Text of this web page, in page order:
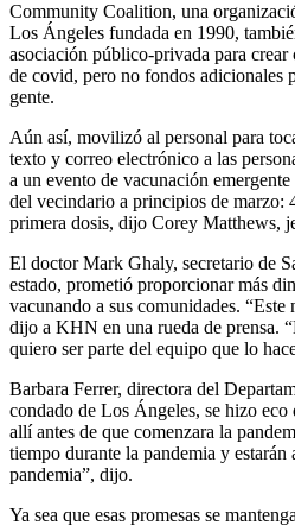
Community Coalition, una
Los Ángeles fundada en 1990,
asociación público-privada para crear
de covid, pero no fondos adicionales
gente.
Aún así, movilizó al personal para
texto y correo electrónico a las
a un evento de vacunación
del vecindario a principios de marzo:
primera dosis, dijo Corey Matthews,
El doctor Mark Ghaly, secretario de
estado, prometió proporcionar más
vacunando a sus comunidades.
dijo a KHN en una rueda de prensa.
quiero ser parte del equipo que lo
Barbara Ferrer, directora del
condado de Los Ángeles, se hizo eco
allí antes de que comenzara la
tiempo durante la pandemia y estarán
pandemia”, dijo.
Ya sea que esas promesas se